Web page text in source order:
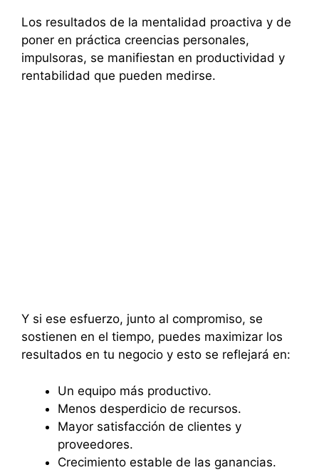
Los resultados de la mentalidad proactiva y de
poner en práctica creencias personales,
impulsoras, se manifiestan en productividad y
rentabilidad que pueden medirse.
Y si ese esfuerzo, junto al compromiso, se
sostienen en el tiempo, puedes maximizar los
resultados en tu negocio y esto se reflejará en:
Un equipo más productivo.
Menos desperdicio de recursos.
Mayor satisfacción de clientes y
proveedores.
Crecimiento estable de las ganancias.